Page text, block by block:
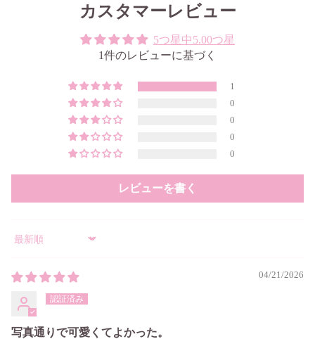
カスタマーレビュー
5つ星中5.00つ星
1件のレビューに基づく
1
0
0
0
0
レビューを書く
Sort by
04/21/2026
写真通りで可愛くてよかった。